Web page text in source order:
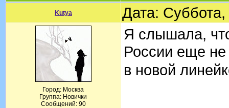
Kutya Дата:
Город: Москва
Группа: Новички
Сообщений: 90
Я слышала,
России еще
в новой